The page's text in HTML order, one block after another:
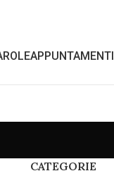
APPUNTAMENTI
CATEGORIE